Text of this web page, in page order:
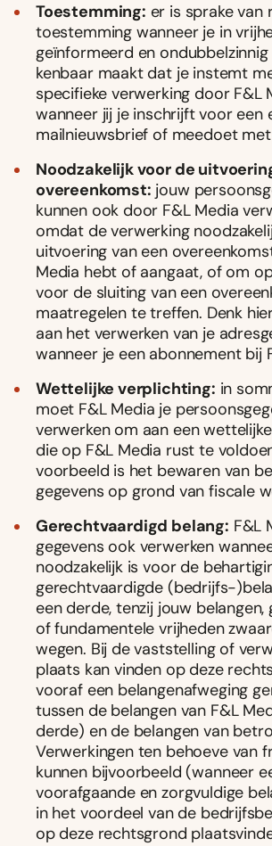
Toestemming: er is sprake van
toestemming wanneer je in
geïnformeerd en ondubbelzinnig
kenbaar maakt dat je instemt
specifieke verwerking door F&L
wanneer jij je inschrijft voor een
mailnieuwsbrief of meedoet
Noodzakelijk voor de
overeenkomst: jouw
kunnen ook door F&L Media
omdat de verwerking
uitvoering van een
Media hebt of aangaat, of om
voor de sluiting van een
maatregelen te treffen. Denk
aan het verwerken van je
wanneer je een abonnement bij
Wettelijke verplichting: in
moet F&L Media je
verwerken om aan een
die op F&L Media rust te
voorbeeld is het bewaren van
gegevens op grond van fiscale
Gerechtvaardigd belang: F&L
gegevens ook verwerken
noodzakelijk is voor de
gerechtvaardigde (bedrijfs-
een derde, tenzij jouw
of fundamentele vrijheden
wegen. Bij de vaststelling of
plaats kan vinden op deze
vooraf een belangenafweging
tussen de belangen van F&L
derde) en de belangen van
Verwerkingen ten behoeve van
kunnen bijvoorbeeld (wanneer
voorafgaande en zorgvuldige
in het voordeel van de
op deze rechtsgrond